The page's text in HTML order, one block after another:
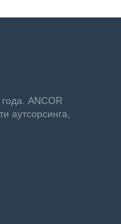
ANCOR
аутсорсинга,